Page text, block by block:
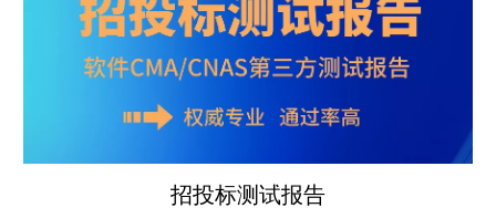
招投标测试报告